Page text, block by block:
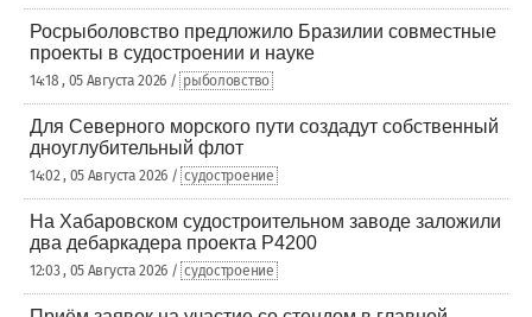
Росрыболовство предложило Бразилии совместные
проекты в судостроении и науке
14:18 , 05 Августа 2026 / рыболовство
Для Северного морского пути создадут собственный
дноуглубительный флот
14:02 , 05 Августа 2026 / судостроение
На Хабаровском судостроительном заводе заложили
два дебаркадера проекта Р4200
12:03 , 05 Августа 2026 / судостроение